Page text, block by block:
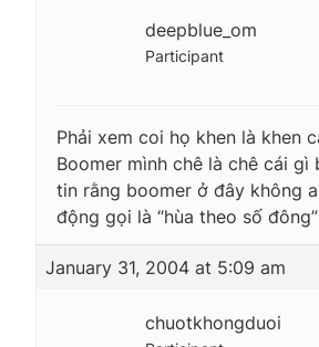
deepblue_om
Participant
Phải xem coi họ khen là khen
Boomer mình chê là chê cái gì
tin rằng boomer ở đây không
động gọi là “hùa theo số
January 31, 2004 at 5:09 am
chuotkhongduoi